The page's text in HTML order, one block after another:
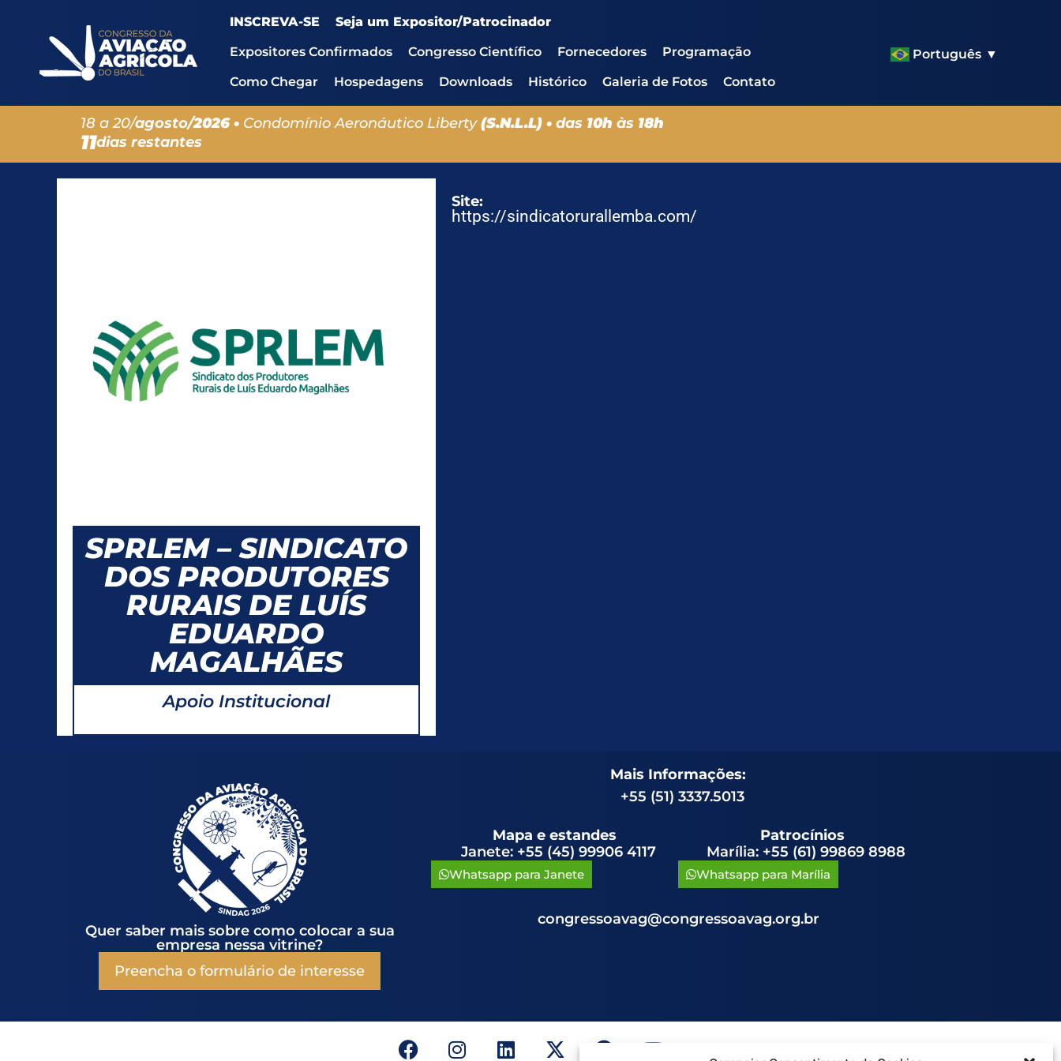
INSCREVA-SE
Seja um Expositor/Patrocinador
Expositores Confirmados
Congresso Científico Fornecedores
Programação
Como Chegar
Hospedagens Downloads Histórico Galeria de Fotos Contato
Português ▼
18 a 20/agosto/2026 • Condomínio Aeronáutico Liberty(S.N.L.L) • das 10h às 18h
11dias restantes
SPRLEM – SINDICATO
DOS PRODUTORES
RURAIS DE LUÍS
EDUARDO
MAGALHÃES
Apoio Institucional
Site:
https://sindicatorurallemba.com/
Quer saber mais sobre como colocar a sua
empresa nessa vitrine?
Preencha o formulário de interesse
Mais Informações:
+55 (51) 3337.5013
Mapa e estandes
Janete: +55 (45) 99906 4117
Whatsapp para Janete
Patrocínios
Marília: +55 (61) 99869 8988
Whatsapp para Marília
congressoavag@congressoavag.org.br